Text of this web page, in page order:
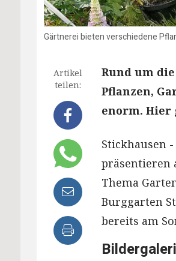
Gärtnerei bieten verschiedene
Artikel
teilen:
Rund um
Pflanzen,
enorm. Hier
Stickhausen
präsentieren
Thema
Burggarten
bereits am